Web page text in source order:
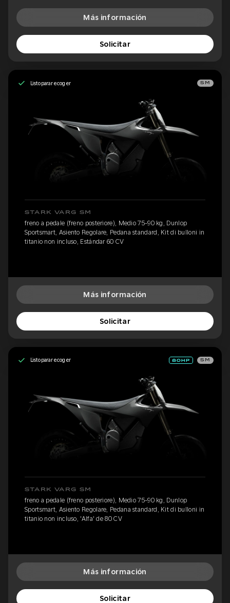
Más información
Solicitar
Listo para recoger SM
STARK VARG SM
freno a pedale (freno posteriore), Medio 75-90 kg, Dunlop
Sportsmart, Asiento Regolare, Pedana standard, Kit di bulloni in
titanio non incluso, Estándar 60 CV
Más información
Solicitar
Listo para recoger SM
STARK VARG SM
freno a pedale (freno posteriore), Medio 75-90 kg, Dunlop
Sportsmart, Asiento Regolare, Pedana standard, Kit di bulloni in
titanio non incluso, 'Alfa' de 80 CV
Más información
Solicitar